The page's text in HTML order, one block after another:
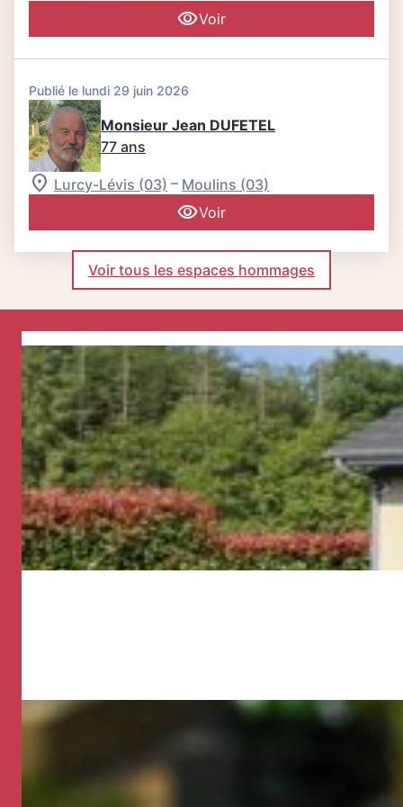
Voir
Publié le lundi 29 juin 2026
Monsieur Jean DUFETEL
77 ans
Lurcy-Lévis (03) – Moulins (03)
Voir
Voir tous les espaces hommages